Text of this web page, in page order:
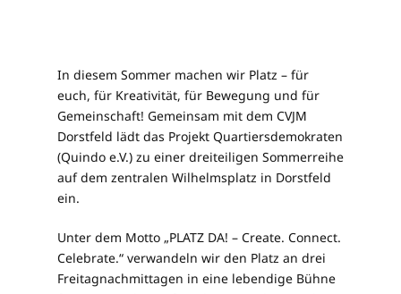
In diesem Sommer machen wir Platz – für
euch, für Kreativität, für Bewegung und für
Gemeinschaft! Gemeinsam mit dem CVJM
Dorstfeld lädt das Projekt Quartiersdemokraten
(Quindo e.V.) zu einer dreiteiligen Sommerreihe
auf dem zentralen Wilhelmsplatz in Dorstfeld
ein.
Unter dem Motto „PLATZ DA! – Create. Connect.
Celebrate.“ verwandeln wir den Platz an drei
Freitagnachmittagen in eine lebendige Bühne